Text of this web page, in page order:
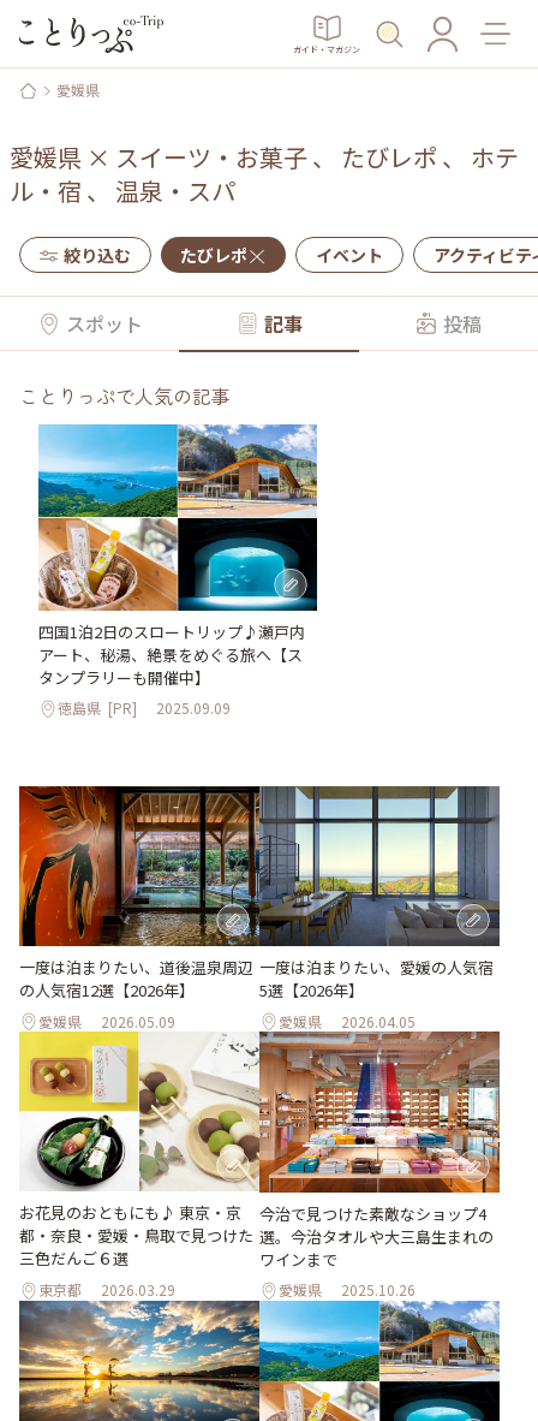
ガイド・マガジン
愛媛県
愛媛県 × スイーツ・お菓子、 たびレポ 、 ホテ
ル・宿 、 温泉・スパ
絞り込む たびレポ イベント アクティビテ
スポット 記事 投稿
ことりっぷで人気の記事
四国1泊2日のスロートリップ♪瀬戸内
アート、秘湯、絶景をめぐる旅へ【ス
タンプラリーも開催中】
徳島県 [PR] 2025.09.09
一度は泊まりたい、道後温泉周辺
の人気宿12選【2026年】
愛媛県 2026.05.09
一度は泊まりたい、愛媛の人気宿
5選【2026年】
愛媛県 2026.04.05
お花見のおともにも♪ 東京・京
都・奈良・愛媛・鳥取で見つけた
三色だんご６選
東京都 2026.03.29
今治で見つけた素敵なショップ4
選。今治タオルや大三島生まれの
ワインまで
愛媛県 2025.10.26